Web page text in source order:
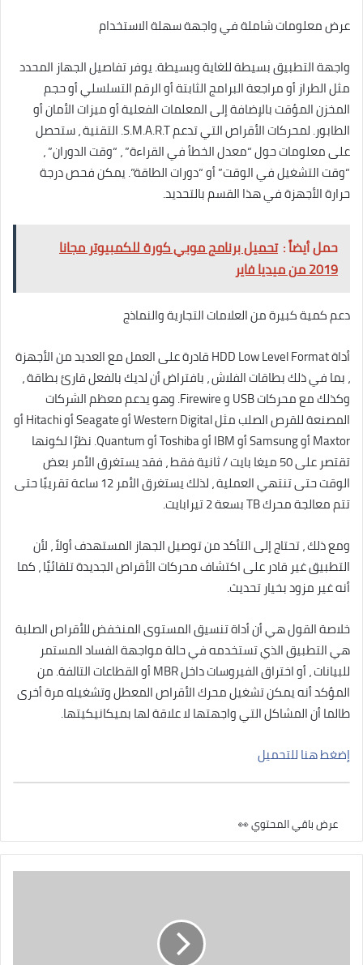
عرض معلومات شاملة في واجهة سهلة الاستخدام
واجهة التطبيق بسيطة للغاية وبسيطة. يوفر تفاصيل الجهاز المحدد
مثل الطراز أو مراجعة البرامج الثابتة أو الرقم التسلسلي أو حجم
المخزن المؤقت بالإضافة إلى المعلمات الفعلية أو ميزات الأمان أو
الطابور. لمحركات الأقراص التي تدعم S.M.A.R.T. التقنية ، ستحصل
على معلومات حول “معدل الخطأ في القراءة” ، “وقت الدوران” ،
“وقت التشغيل في الوقت” أو “دورات الطاقة”. يمكن فحص درجة
حرارة الأجهزة في هذا القسم بالتحديد.
حمل أيضاً : تحميل برنامج موبي كورة للكمبيوتر مجانا
2019 من ميديا فاير
دعم كمية كبيرة من العلامات التجارية والنماذج
أداة HDD Low Level Format قادرة على العمل مع العديد من الأجهزة
، بما في ذلك بطاقات الفلاش ، بافتراض أن لديك بالفعل قارئ بطاقة ،
وكذلك مع محركات USB و Firewire. وهو يدعم معظم الشركات
المصنعة للقرص الصلب مثل Western Digital أو Seagate أو Hitachi أو
Maxtor أو Samsung أو IBM أو Toshiba أو Quantum. نظرًا لكونها
تقتصر على 50 ميغا بايت / ثانية فقط ، فقد يستغرق الأمر بعض
الوقت حتى تنتهي العملية ، لذلك يستغرق الأمر 12 ساعة تقريبًا حتى
تتم معالجة محرك TB بسعة 2 تيرابايت.
ومع ذلك ، تحتاج إلى التأكد من توصيل الجهاز المستهدف أولاً ، لأن
التطبيق غير قادر على اكتشاف محركات الأقراص الجديدة تلقائيًا ، كما
أنه غير مزود بخيار تحديث.
خلاصة القول هي أن أداة تنسيق المستوى المنخفض للأقراص الصلبة
هي التطبيق الذي تستخدمه في حالة مواجهة الفساد المستمر
للبيانات ، أو اختراق الفيروسات داخل MBR أو القطاعات التالفة. من
المؤكد أنه يمكن تشغيل محرك الأقراص المعطل وتشغيله مرة أخرى
طالما أن المشاكل التي واجهتها لا علاقة لها بميكانيكيتها.
إضغط هنا للتحميل
عرض باقي المحتوي 👀